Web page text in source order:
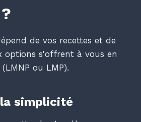
de vos recettes et de
options s'offrent à vous en
ou LMP).
simplicité